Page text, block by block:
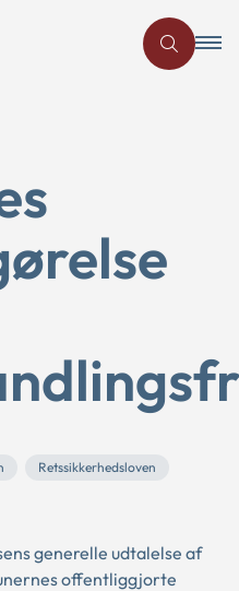
Retssikkerhedsloven
generelle udtalelse af
offentliggjorte